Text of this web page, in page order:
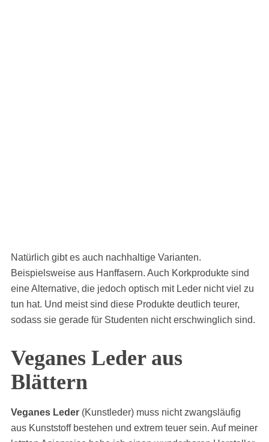
Natürlich gibt es auch nachhaltige Varianten.
Beispielsweise aus Hanffasern. Auch Korkprodukte sind
eine Alternative, die jedoch optisch mit Leder nicht viel zu
tun hat. Und meist sind diese Produkte deutlich teurer,
sodass sie gerade für Studenten nicht erschwinglich sind.
Veganes Leder aus
Blättern
Veganes Leder(Kunstleder) muss nicht zwangsläufig
aus Kunststoff bestehen und extrem teuer sein. Auf meiner